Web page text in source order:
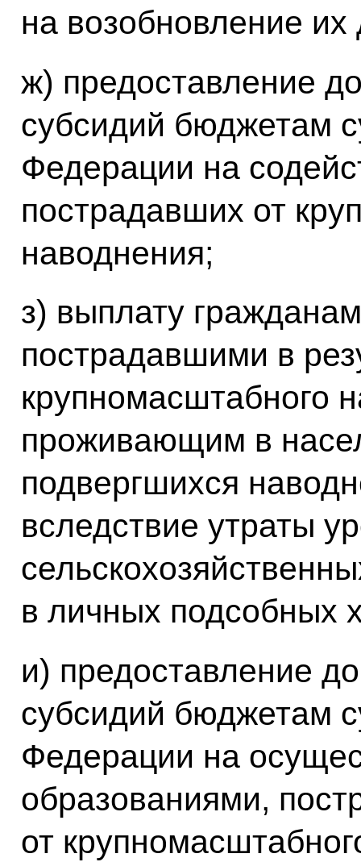
на возобновление их
ж) предоставление
субсидий бюджетам
Федерации на
пострадавших от
наводнения;
з) выплату
пострадавшими в
крупномасштабного
проживающим в
подвергшихся
вследствие утраты
в личных подсобных
и) предоставление
субсидий бюджетам
Федерации на
образованиями,
от